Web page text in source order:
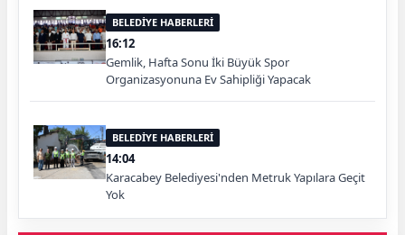
BELEDİYE HABERLERİ
16:12
Gemlik, Hafta Sonu İki Büyük Spor
Organizasyonuna Ev Sahipliği Yapacak
BELEDİYE HABERLERİ
14:04
Karacabey Belediyesi'nden Metruk Yapılara Geçit
Yok